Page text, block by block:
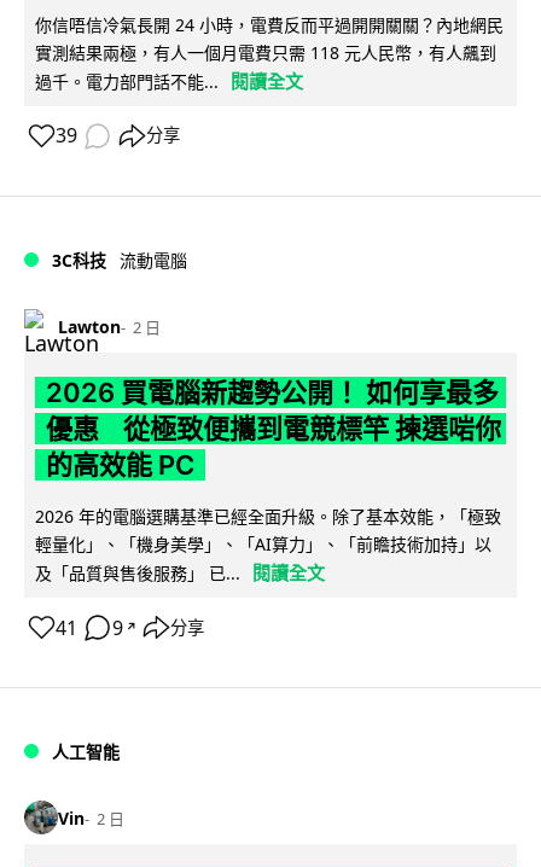
你信唔信冷氣長開 24 小時，電費反而平過開開關關？內地網民
實測結果兩極，有人一個月電費只需 118 元人民幣，有人飆到
過千。電力部門話不能...
閱讀全文
39 分享
3C科技 流動電腦
Lawton 2 日
2026 買電腦新趨勢公開！ 如何享最多
優惠 從極致便攜到電競標竿 揀選啱你
的高效能 PC
2026 年的電腦選購基準已經全面升級。除了基本效能，「極致
輕量化」、「機身美學」、「AI算力」、「前瞻技術加持」以
及「品質與售後服務」 已...
閱讀全文
41 9 ↗ 分享
人工智能
Vin 2 日